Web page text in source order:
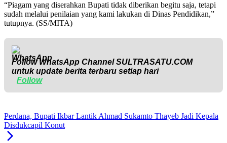
“Piagam yang diserahkan Bupati tidak diberikan begitu saja, tetapi
sudah melalui penilaian yang kami lakukan di Dinas Pendidikan,”
tutupnya. (SS/MITA)
Follow WhatsApp ChannelSULTRASATU.COM
untuk update berita terbaru setiap hari
Follow
Perdana, Bupati Ikbar Lantik Ahmad Sukamto Thayeb Jadi Kepala
Disdukcapil Konut